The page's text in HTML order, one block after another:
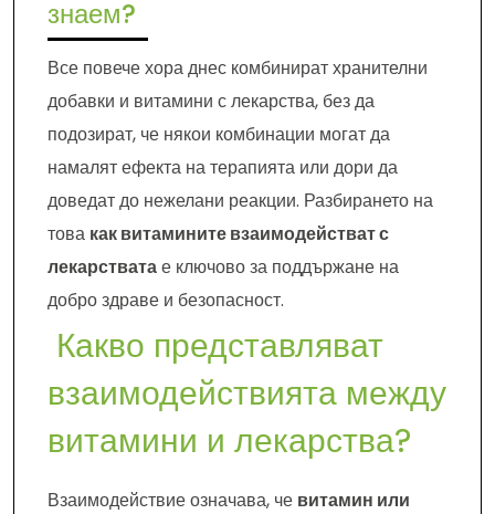
знаем?
Все повече хора днес комбинират хранителни
добавки и витамини с лекарства, без да
подозират, че някои комбинации могат да
намалят ефекта на терапията или дори да
доведат до нежелани реакции. Разбирането на
това как витамините взаимодействат с
лекарстватае ключово за поддържане на
добро здраве и безопасност.
Какво представляват
взаимодействията между
витамини и лекарства?
Взаимодействие означава, че витамин или